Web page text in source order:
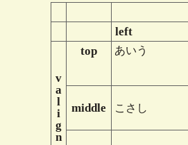
left
v
a
l
i
g
n
top あいう
middle こさし